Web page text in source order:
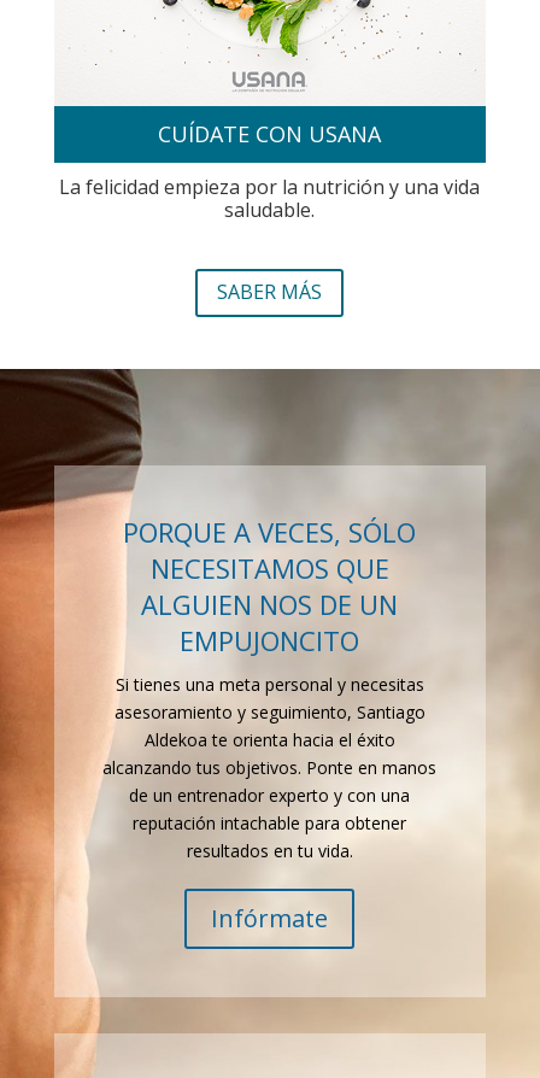
CUÍDATE CON USANA
La felicidad empieza por la nutrición y una vida
saludable.
SABER MÁS
PORQUE A VECES, SÓLO
NECESITAMOS QUE
ALGUIEN NOS DE UN
EMPUJONCITO
Si tienes una meta personal y necesitas
asesoramiento y seguimiento, Santiago
Aldekoa te orienta hacia el éxito
alcanzando tus objetivos. Ponte en manos
de un entrenador experto y con una
reputación intachable para obtener
resultados en tu vida.
Infórmate